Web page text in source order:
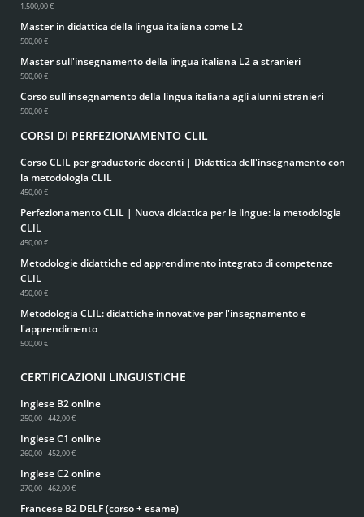
1.500,00 €
Master in didattica della lingua italiana come L2
500,00 €
Master sull'insegnamento della lingua italiana L2 a stranieri
500,00 €
Corso sull'insegnamento della lingua italiana agli alunni stranieri
500,00 €
CORSI DI PERFEZIONAMENTO CLIL
Corso CLIL per graduatorie docenti | Didattica dell'insegnamento con
la metodologia CLIL
450,00 €
Perfezionamento CLIL | Nuova didattica per le lingue: la metodologia
CLIL
450,00 €
Metodologie didattiche ed apprendimento integrato di competenze
CLIL
450,00 €
Metodologia CLIL: didattiche innovative per l'insegnamento e
l'apprendimento
500,00 €
CERTIFICAZIONI LINGUISTICHE
Inglese B2 online
250,00 - 442,00 €
Inglese C1 online
260,00 - 452,00 €
Inglese C2 online
270,00 - 462,00 €
Francese B2 DELF (corso + esame)